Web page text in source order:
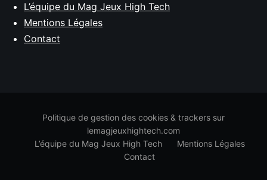
L’équipe du Mag Jeux High Tech
Mentions Légales
Contact
Politique de gestion des cookies & trackers sur
lemagjeuxhightech.com
L’équipe du Mag Jeux High Tech
Mentions Légales
Contact